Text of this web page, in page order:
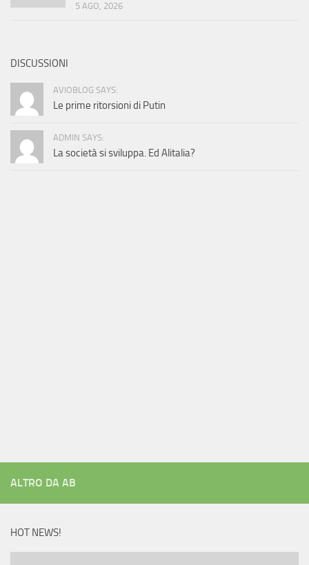
5 AGO, 2026
DISCUSSIONI
AVIOBLOG SAYS:
Le prime ritorsioni di Putin
ADMIN SAYS:
La società si sviluppa. Ed Alitalia?
ALTRO DA AB
HOT NEWS!